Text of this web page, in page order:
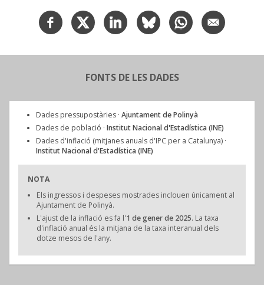
FONTS DE LES DADES
Dades pressupostàries · Ajuntament de Polinyà
Dades de població · Institut Nacional d'Estadística (INE)
Dades d'inflació (mitjanes anuals d'IPC per a Catalunya) ·
Institut Nacional d'Estadística (INE)
NOTA
Els ingressos i despeses mostrades inclouen únicament al
Ajuntament de Polinyà.
L'ajust de la inflació es fa l'1 de gener de 2025. La taxa
d'inflació anual és la mitjana de la taxa interanual dels
dotze mesos de l'any.